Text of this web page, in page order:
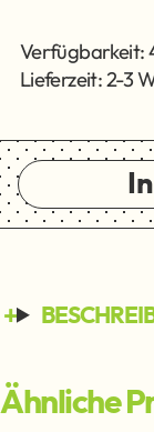
Verfügbarkeit:
Lieferzeit: 2-3
Ähnliche